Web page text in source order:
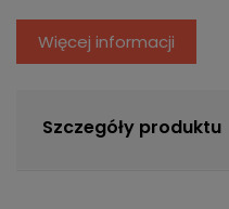
Więcej informacji
Szczegóły produktu